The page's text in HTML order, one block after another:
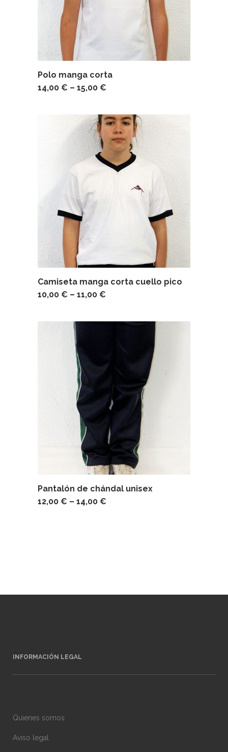
Polo manga corta
14,00 € – 15,00 €
Camiseta manga corta cuello pico
10,00 € – 11,00 €
Pantalón de chándal unisex
12,00 € – 14,00 €
INFORMACIÓN LEGAL
Quienes somos
Aviso legal